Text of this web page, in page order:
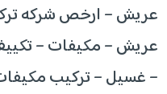
عريش – ارخص شركه
عريش – مكيفات –
– غسيل – تركيب